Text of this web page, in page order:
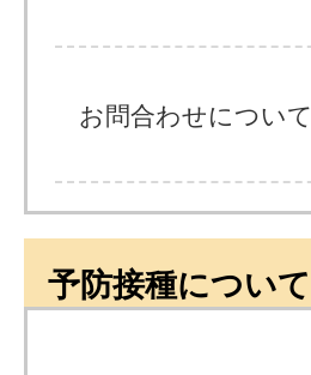
お問合わせについて
予防接種について